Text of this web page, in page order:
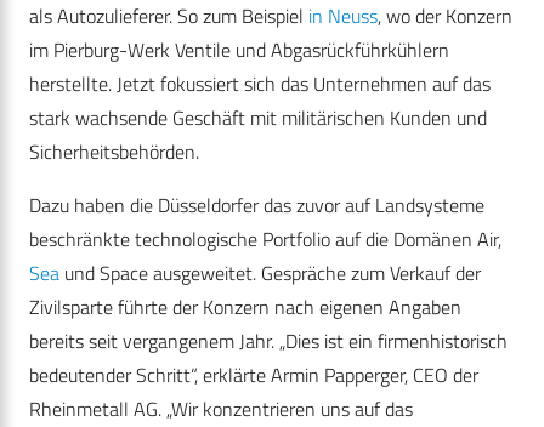
als Autozulieferer. So zum Beispiel in Neuss, wo der Konzern
im Pierburg-Werk Ventile und Abgasrückführkühlern
herstellte. Jetztfokussiert sich das Unternehmen auf das
stark wachsende Geschäft mit militärischen Kunden und
Sicherheitsbehörden.
Dazu haben die Düsseldorfer das zuvor auf Landsysteme
beschränkte technologische Portfolio auf die Domänen Air,
Sea und Space ausgeweitet. Gespräche zum Verkauf der
Zivilsparte führte der Konzern nach eigenen Angaben
bereits seit vergangenem Jahr. „Dies ist ein firmenhistorisch
bedeutender Schritt“, erklärte Armin Papperger, CEO der
Rheinmetall AG. „Wir konzentrieren uns auf das